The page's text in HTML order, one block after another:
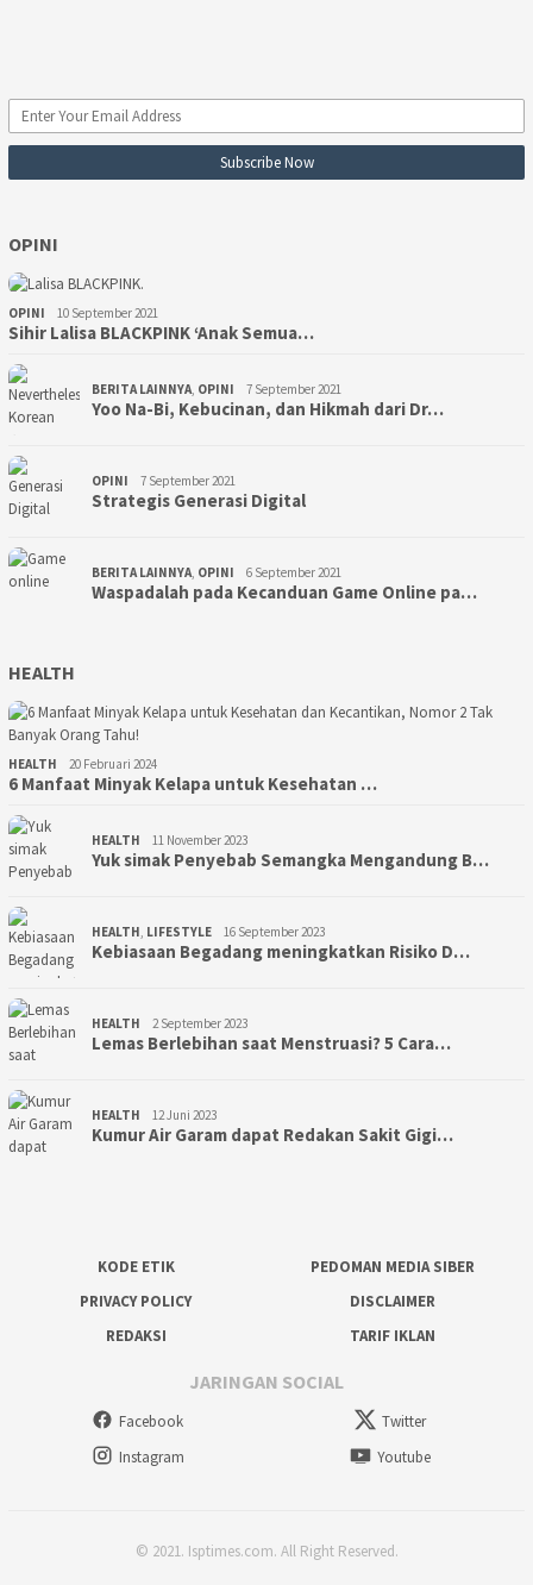
OPINI
OPINI 10 September 2021
Sihir Lalisa BLACKPINK ‘Anak Semua…
BERITA LAINNYA OPINI 7 September 2021
Yoo Na-Bi, Kebucinan, dan Hikmah dari Dr…
OPINI 7 September 2021
Strategis Generasi Digital
BERITA LAINNYA OPINI 6 September 2021
Waspadalah pada Kecanduan Game Online pa…
HEALTH
HEALTH 20 Februari 2024
6 Manfaat Minyak Kelapa untuk Kesehatan …
HEALTH 11 November 2023
Yuk simak Penyebab Semangka Mengandung B…
HEALTH LIFESTYLE 16 September 2023
Kebiasaan Begadang meningkatkan Risiko D…
HEALTH 2 September 2023
Lemas Berlebihan saat Menstruasi? 5 Cara…
HEALTH 12 Juni 2023
Kumur Air Garam dapat Redakan Sakit Gigi…
KODE ETIK
PEDOMAN MEDIA SIBER
PRIVACY POLICY
DISCLAIMER
REDAKSI
TARIF IKLAN
JARINGAN SOCIAL
Facebook
Twitter
Instagram
Youtube
© 2021. Isptimes.com. All Right Reserved.